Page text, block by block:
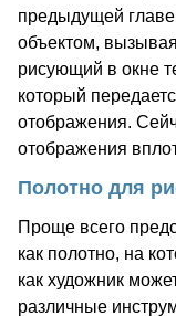
предыдущей
объектом,
рисующий в окне
который
отображения.
отображения
Полотно для
Проще всего
как полотно, на
как художник
различные